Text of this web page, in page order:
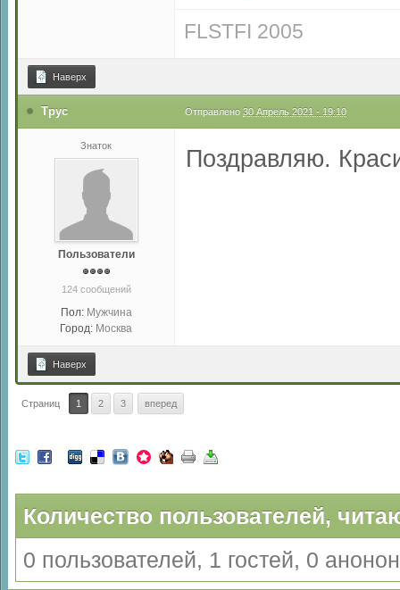
FLSTFI 2005
Наверх
Трус Отправлено 30 Апрель 2021 - 19:10
Знаток
Пользователи
124 сообщений
Пол: Мужчина
Город: Москва
Поздравляю.
Наверх
Страниц 1 2 3 вперед
Количество пользователей,
0 пользователей, 1 гостей, 0